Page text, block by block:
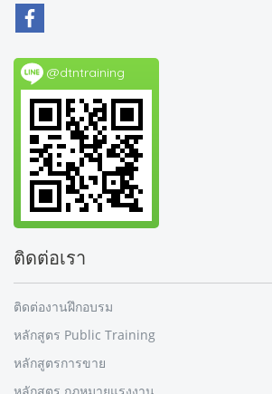
@dtntraining
ติดต่อเรา
ติดต่องานฝึกอบรม
หลักสูตร Public Training
หลักสูตรการขาย